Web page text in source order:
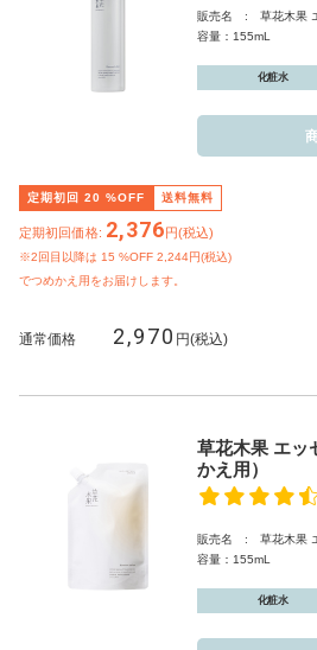
販売名 : 草花木果
容量：155mL
化粧水
定期初回 20 %OFF 送料無料
定期初回価格: 2,376円(税込)
※2回目以降は 15 %OFF 2,244円(税込)
でつめかえ用をお届けします。
通常価格 2,970 円(税込)
草花木果 エッ
かえ用）
販売名 : 草花木果
容量：155mL
化粧水